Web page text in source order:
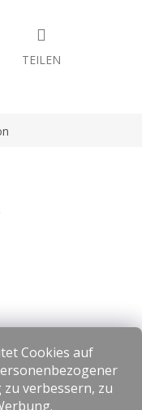
Cookies auf
verbessern, zu
TEILEN